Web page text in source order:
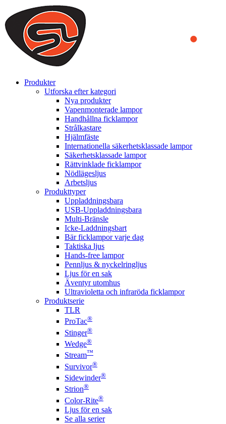
We use cookies to ensure that we provide you the best experience
on our website. By continuing to browse this website, you accept
that cookies are used to help us analyze how the website is used and
to offer you a better experience. To learn more or to find out how
you can disable cookies, you can access our
Produkter
Utforska efter kategori
Nya produkter
Vapenmonterade lampor
Handhållna ficklampor
Strålkastare
Hjälmfäste
Internationella säkerhetsklassade lampor
Säkerhetsklassade lampor
Rättvinklade ficklampor
Nödlägesljus
Arbetsljus
Produkttyper
Uppladdningsbara
USB-Uppladdningsbara
Multi-Bränsle
Icke-Laddningsbart
Bär ficklampor varje dag
Taktiska ljus
Hands-free lampor
Pennljus & nyckelringljus
Ljus för en sak
Äventyr utomhus
Ultravioletta och infraröda ficklampor
Produktserie
TLR
ProTac®
Stinger®
Wedge®
Stream™
Survivor®
Sidewinder®
Strion®
Color-Rite®
Ljus för en sak
Se alla serier